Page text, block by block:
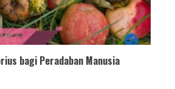
bagi Peradaban Manusia